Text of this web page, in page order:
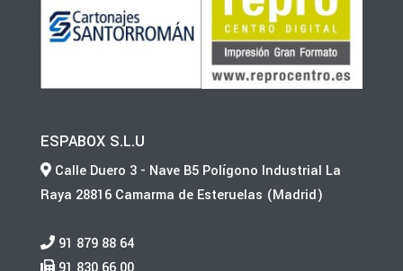
ESPABOX S.L.U
Calle Duero 3 - Nave B5 Polígono Industrial La
Raya 28816 Camarma de Esteruelas (Madrid)
91 879 88 64